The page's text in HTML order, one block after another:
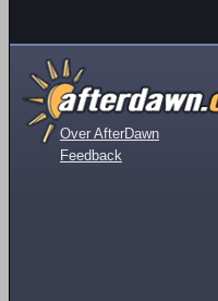
Over AfterDawn
Feedback